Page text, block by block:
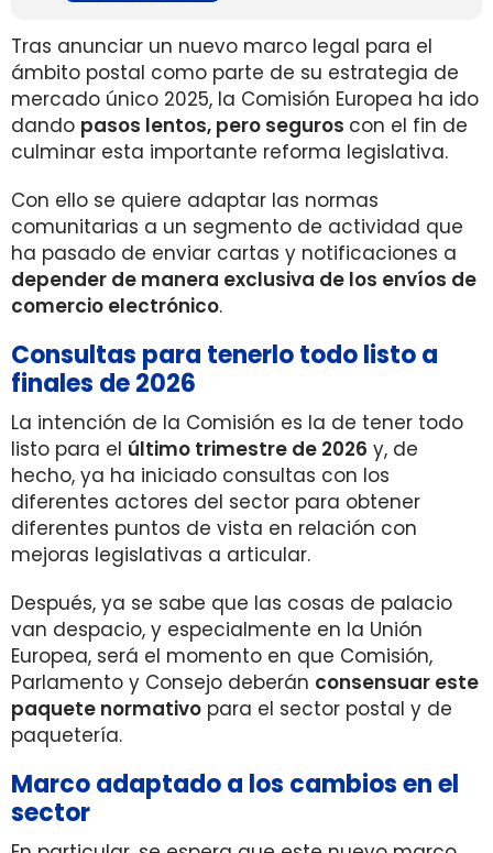
Tras anunciar un nuevo marco legal para el
ámbito postal como parte de su estrategia de
mercado único 2025, la Comisión Europea ha ido
dando pasos lentos, pero seguros con el fin de
culminar esta importante reforma legislativa.
Con ello se quiere adaptar las normas
comunitarias a un segmento de actividad que
ha pasado de enviar cartas y notificaciones a
depender de manera exclusiva de los envíos de
comercio electrónico.
Consultas para tenerlo todo listo a
finales de 2026
La intención de la Comisión es la de tener todo
listo para el último trimestre de 2026 y, de
hecho, ya ha iniciado consultas con los
diferentes actores del sector para obtener
diferentes puntos de vista en relación con
mejoras legislativas a articular.
Después, ya se sabe que las cosas de palacio
van despacio, y especialmente en la Unión
Europea, será el momento en que Comisión,
Parlamento y Consejo deberán consensuar este
paquete normativo para el sector postal y de
paquetería.
Marco adaptado a los cambios en el
sector